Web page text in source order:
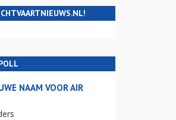
NAAM VOOR AIR